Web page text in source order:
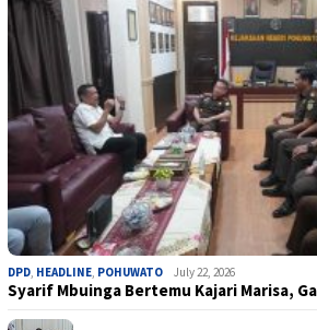
DPD HEADLINE POHUWATO July 22, 2026
Syarif Mbuinga Bertemu Kajari Marisa,